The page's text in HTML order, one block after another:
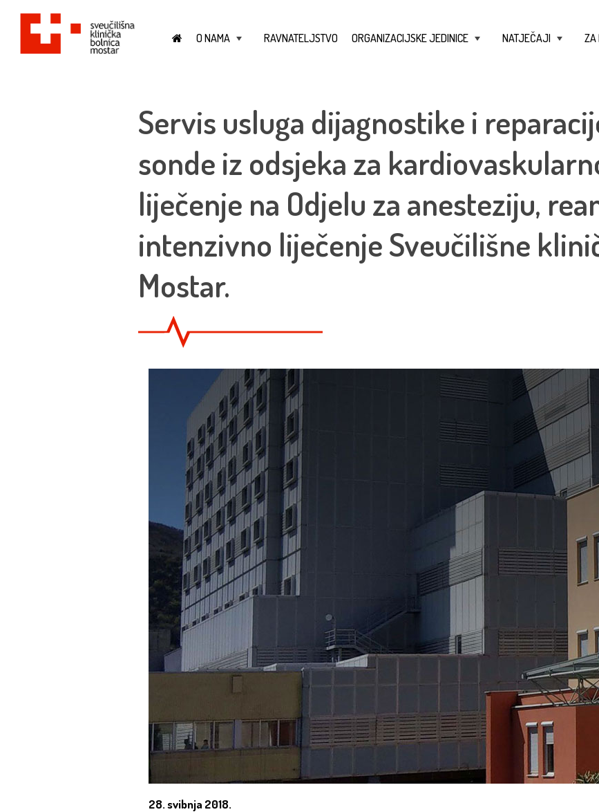
O NAMA RAVNATELJSTVO ORGANIZACIJSKE JEDINICE NATJEČAJI ZA
Servis usluga dijagnostike i
sonde iz odsjeka za
liječenje na Odjelu za anesteziju,
intenzivno liječenje Sveučilišne
Mostar.
28. svibnja 2018.